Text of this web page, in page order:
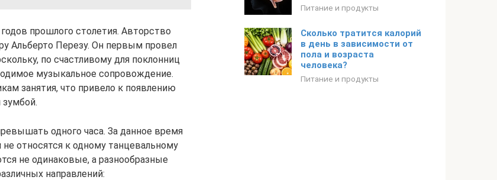
прошлого столетия. Авторство
Альберто Перезу. Он первым провел
по счастливому для поклонниц
музыкальное сопровождение.
занятия, что привело к появлению
зумбой.
одного часа. За данное время
относятся к одному танцевальному
не одинаковые, а разнообразные
направлений:
Питание и продукты
Сколько тратится калорий
в день в зависимости от
пола и возраста
человека?
Питание и продукты